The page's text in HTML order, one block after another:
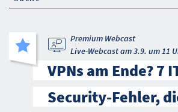
Premium Webcast
Live-Webcast am 3.9. um 11
VPNs am Ende? 7
Security-Fehler,